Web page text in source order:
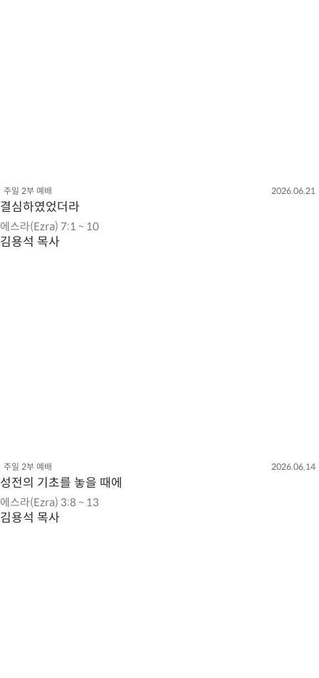
주일 2부 예배 2026.06.21
결심하였었더라
에스라(Ezra) 7:1 ~ 10
김용석 목사
주일 2부 예배 2026.06.14
성전의 기초를 놓을 때에
에스라(Ezra) 3:8 ~ 13
김용석 목사